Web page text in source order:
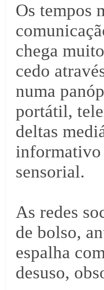
Os tempos
chega
cedo
numa
portátil,
deltas
informativo
sensorial.
As redes
de bolso,
espalha
desuso,